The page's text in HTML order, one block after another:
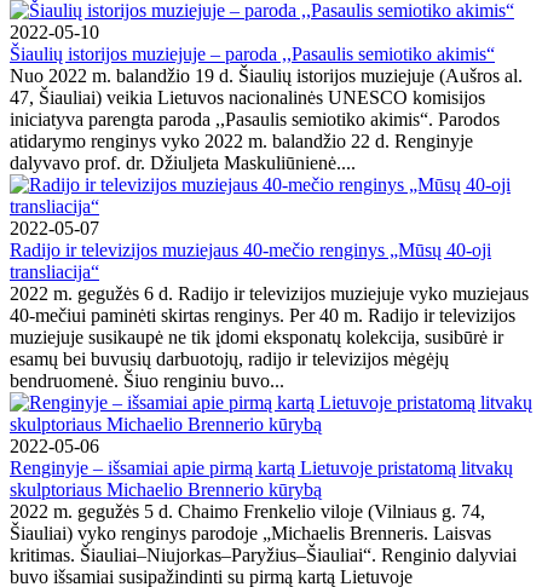
2022-05-10
Šiaulių istorijos muziejuje – paroda ,,Pasaulis semiotiko akimis“
Nuo 2022 m. balandžio 19 d. Šiaulių istorijos muziejuje (Aušros al.
47, Šiauliai) veikia Lietuvos nacionalinės UNESCO komisijos
iniciatyva parengta paroda ,,Pasaulis semiotiko akimis“. Parodos
atidarymo renginys vyko 2022 m. balandžio 22 d. Renginyje
dalyvavo prof. dr. Džiuljeta Maskuliūnienė....
2022-05-07
Radijo ir televizijos muziejaus 40-mečio renginys „Mūsų 40-oji
transliacija“
2022 m. gegužės 6 d. Radijo ir televizijos muziejuje vyko muziejaus
40-mečiui paminėti skirtas renginys. Per 40 m. Radijo ir televizijos
muziejuje susikaupė ne tik įdomi eksponatų kolekcija, susibūrė ir
esamų bei buvusių darbuotojų, radijo ir televizijos mėgėjų
bendruomenė. Šiuo renginiu buvo...
2022-05-06
Renginyje – išsamiai apie pirmą kartą Lietuvoje pristatomą litvakų
skulptoriaus Michaelio Brennerio kūrybą
2022 m. gegužės 5 d. Chaimo Frenkelio viloje (Vilniaus g. 74,
Šiauliai) vyko renginys parodoje „Michaelis Brenneris. Laisvas
kritimas. Šiauliai–Niujorkas–Paryžius–Šiauliai“. Renginio dalyviai
buvo išsamiai susipažindinti su pirmą kartą Lietuvoje